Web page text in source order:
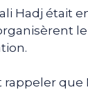
Hadj était
rappeler que